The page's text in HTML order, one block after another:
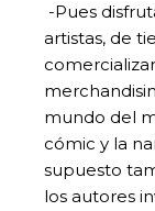
-Pues
artistas, de
mundo del
cómic y la
supuesto
los autores